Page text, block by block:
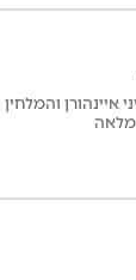
מלאה